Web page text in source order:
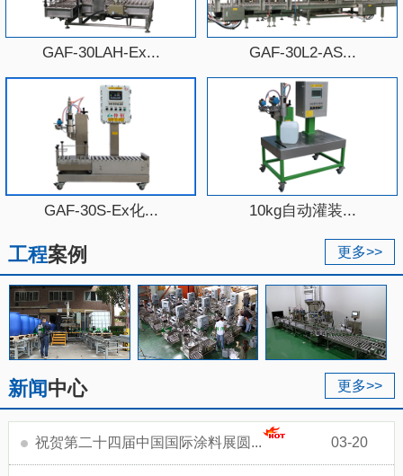
GAF-30LAH-Ex... GAF-30L2-AS...
GAF-30S-Ex化... 10kg自动灌装...
更多>>
工程案例
更多>>
新闻中心
03-20
祝贺第二十四届中国国际涂料展圆...